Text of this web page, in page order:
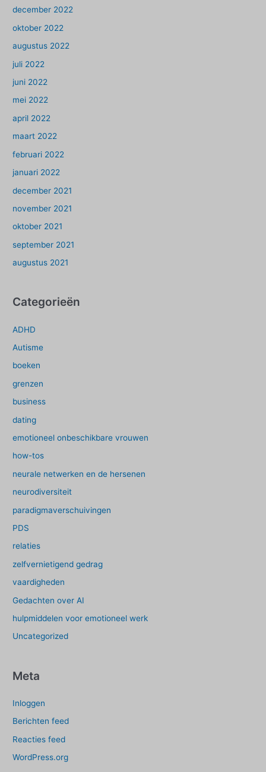
december 2022
oktober 2022
augustus 2022
juli 2022
juni 2022
mei 2022
april 2022
maart 2022
februari 2022
januari 2022
december 2021
november 2021
oktober 2021
september 2021
augustus 2021
Categorieën
ADHD
Autisme
boeken
grenzen
business
dating
emotioneel onbeschikbare vrouwen
how-tos
neurale netwerken en de hersenen
neurodiversiteit
paradigmaverschuivingen
PDS
relaties
zelfvernietigend gedrag
vaardigheden
Gedachten over AI
hulpmiddelen voor emotioneel werk
Uncategorized
Meta
Inloggen
Berichten feed
Reacties feed
WordPress.org